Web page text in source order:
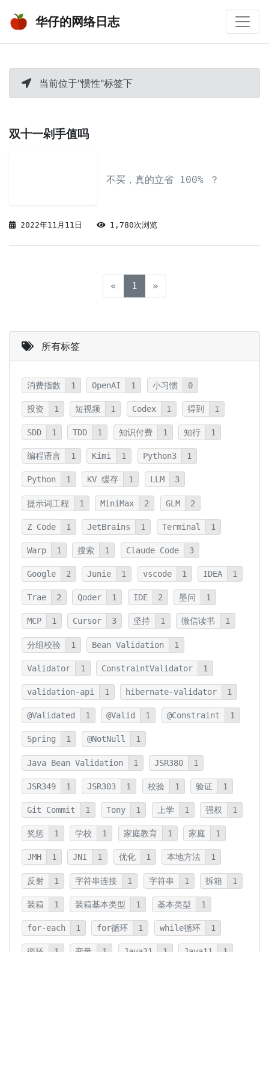
华仔的网络日志
当前位于"惯性"标签下
双十一剁手值吗
不买，真的立省 100% ？
2022年11月11日 1,780次浏览
« 1 (current)
»
所有标签
消费指数 1 OpenAI 1 小习惯 0
投资 1 短视频 1 Codex 1 得到 1
SDD 1 TDD 1 知识付费 1 知行 1
编程语言 1 Kimi 1 Python3 1
Python 1 KV 缓存 1 LLM 3
提示词工程 1 MiniMax 2 GLM 2
Z Code 1 JetBrains 1 Terminal 1
Warp 1 搜索 1 Claude Code 3
Google 2 Junie 1 vscode 1 IDEA 1
Trae 2 Qoder 1 IDE 2 墨问 1
MCP 1 Cursor 3 坚持 1 微信读书 1
分组校验 1 Bean Validation 1
Validator 1 ConstraintValidator 1
validation-api 1 hibernate-validator 1
@Validated 1 @Valid 1 @Constraint 1
Spring 1 @NotNull 1
Java Bean Validation 1 JSR380 1
JSR349 1 JSR303 1 校验 1 验证 1
Git Commit 1 Tony 1 上学 1 强权 1
奖惩 1 学校 1 家庭教育 1 家庭 1
JMH 1 JNI 1 优化 1 本地方法 1
反射 1 字符串连接 1 字符串 1 拆箱 1
装箱 1 装箱基本类型 1 基本类型 1
for-each 1 for循环 1 while循环 1
循环 1 变量 1 Java21 1 Java11 1